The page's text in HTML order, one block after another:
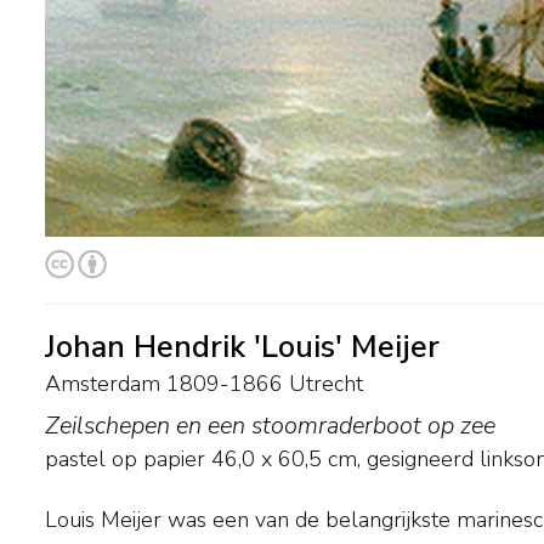
Johan Hendrik 'Louis' Meijer
Amsterdam 1809-1866 Utrecht
Zeilschepen en een stoomraderboot op zee
pastel op papier 46,0 x 60,5 cm, gesigneerd
Louis Meijer was een van de belangrijkste
transparante water en de reflectie van lucht en zon